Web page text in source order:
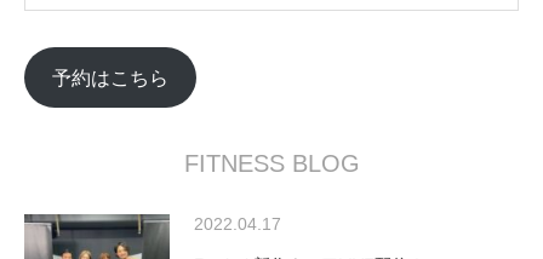
予約はこちら
FITNESS BLOG
2022.04.17